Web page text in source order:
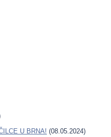
U BRNA! (08.05.2024)